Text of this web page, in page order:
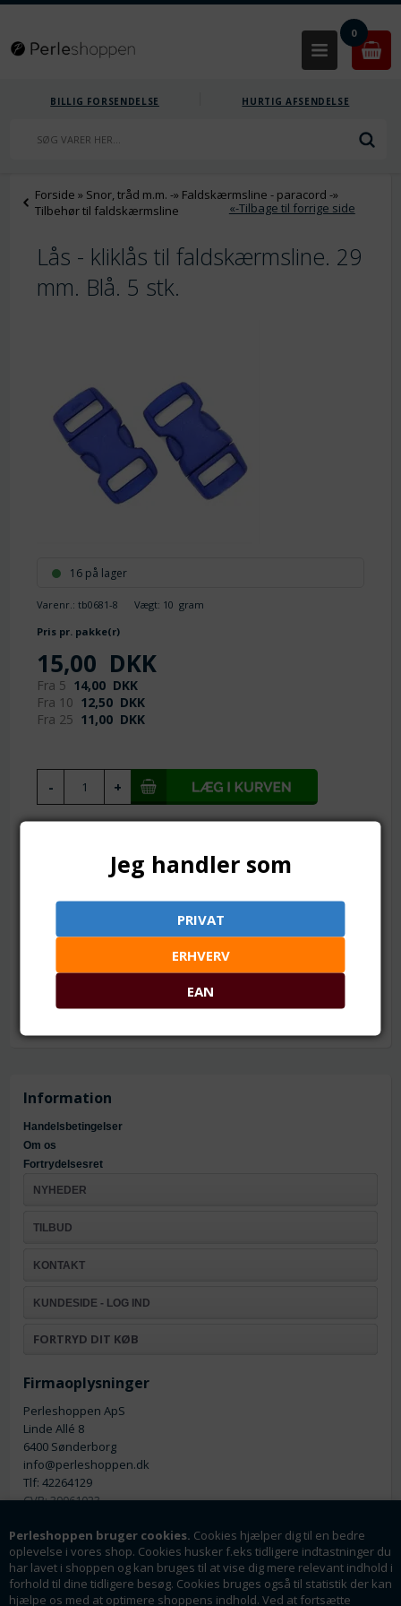
Perleshoppen bruger cookies. Cookies hjælper dig til en bedre
oplevelse i vores shop. Cookies husker f.eks tidligere indtastninger du
har lavet i shoppen og kan bruges til at vise dig mere relevant indhold i
forhold til dine tidligere besøg. Cookies bruges også til statistik der kan
hjælpe os med at optimere shoppens indhold. Ved at fortsætte
0
BILLIG FORSENDELSE HURTIG AFSENDELSE
Forside » Snor, tråd m.m. -» Faldskærmsline - paracord -»
Tilbehør til faldskærmsline
«-Tilbage til forrige side
Lås - kliklås til faldskærmsline. 29
mm. Blå. 5 stk.
16 på lager
Varenr.:tb0681-8 Vægt: 10 gram
Pris pr. pakke(r)
15,00 DKK
Fra 5 14,00 DKK
Fra 10 12,50 DKK
Fra 25 11,00 DKK
29 x 15 mm. 11 x 2.5 mm hul
Hul: ca. 11 x 2.5 mm
Til bla. at knytte armbånd af faldskærmsline
Information
Handelsbetingelser
Om os
Fortrydelsesret
NYHEDER
TILBUD
KONTAKT
KUNDESIDE - LOG IND
FORTRYD DIT KØB
Firmaoplysninger
Perleshoppen ApS
Linde Allé 8
6400 Sønderborg
info@perleshoppen.dk
Tlf: 42264129
CVR: 39061023
Jeg handler som
PRIVAT
ERHVERV
EAN